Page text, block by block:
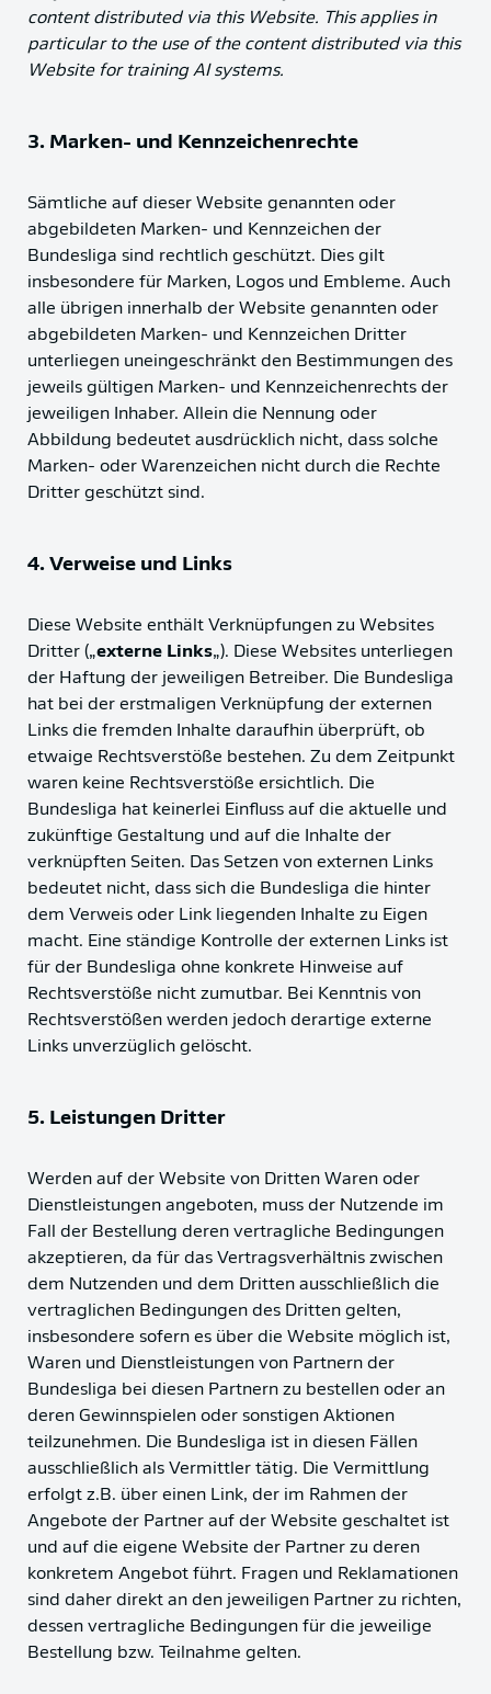
content distributed via this Website. This applies in
particular to the use of the content distributed via this
Website for training AI systems.
3. Marken- und Kennzeichenrechte
Sämtliche auf dieser Website genannten oder
abgebildeten Marken- und Kennzeichen der
Bundesliga sind rechtlich geschützt. Dies gilt
insbesondere für Marken, Logos und Embleme. Auch
alle übrigen innerhalb der Website genannten oder
abgebildeten Marken- und Kennzeichen Dritter
unterliegen uneingeschränkt den Bestimmungen des
jeweils gültigen Marken- und Kennzeichenrechts der
jeweiligen Inhaber. Allein die Nennung oder
Abbildung bedeutet ausdrücklich nicht, dass solche
Marken- oder Warenzeichen nicht durch die Rechte
Dritter geschützt sind.
4. Verweise und Links
Diese Website enthält Verknüpfungen zu Websites
Dritter („externe Links„). Diese Websites unterliegen
der Haftung der jeweiligen Betreiber. Die Bundesliga
hat bei der erstmaligen Verknüpfung der externen
Links die fremden Inhalte daraufhin überprüft, ob
etwaige Rechtsverstöße bestehen. Zu dem Zeitpunkt
waren keine Rechtsverstöße ersichtlich. Die
Bundesliga hat keinerlei Einfluss auf die aktuelle und
zukünftige Gestaltung und auf die Inhalte der
verknüpften Seiten. Das Setzen von externen Links
bedeutet nicht, dass sich die Bundesliga die hinter
dem Verweis oder Link liegenden Inhalte zu Eigen
macht. Eine ständige Kontrolle der externen Links ist
für der Bundesliga ohne konkrete Hinweise auf
Rechtsverstöße nicht zumutbar. Bei Kenntnis von
Rechtsverstößen werden jedoch derartige externe
Links unverzüglich gelöscht.
5. Leistungen Dritter
Werden auf der Website von Dritten Waren oder
Dienstleistungen angeboten, muss der Nutzende im
Fall der Bestellung deren vertragliche Bedingungen
akzeptieren, da für das Vertragsverhältnis zwischen
dem Nutzenden und dem Dritten ausschließlich die
vertraglichen Bedingungen des Dritten gelten,
insbesondere sofern es über die Website möglich ist,
Waren und Dienstleistungen von Partnern der
Bundesliga bei diesen Partnern zu bestellen oder an
deren Gewinnspielen oder sonstigen Aktionen
teilzunehmen. Die Bundesliga ist in diesen Fällen
ausschließlich als Vermittler tätig. Die Vermittlung
erfolgt z.B. über einen Link, der im Rahmen der
Angebote der Partner auf der Website geschaltet ist
und auf die eigene Website der Partner zu deren
konkretem Angebot führt. Fragen und Reklamationen
sind daher direkt an den jeweiligen Partner zu richten,
dessen vertragliche Bedingungen für die jeweilige
Bestellung bzw. Teilnahme gelten.